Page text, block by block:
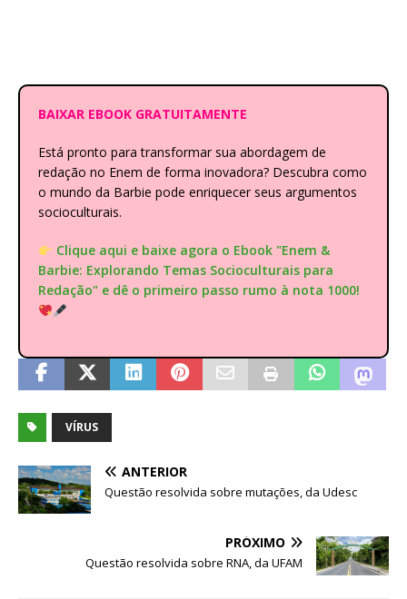
BAIXAR EBOOK GRATUITAMENTE
Está pronto para transformar sua abordagem de
redação no Enem de forma inovadora? Descubra como
o mundo da Barbie pode enriquecer seus argumentos
socioculturais.
Clique aqui e baixe agora o Ebook "Enem &
Barbie: Explorando Temas Socioculturais para
Redação" e dê o primeiro passo rumo à nota 1000!
VÍRUS
ANTERIOR
Questão resolvida sobre mutações, da Udesc
PRÓXIMO
Questão resolvida sobre RNA, da UFAM